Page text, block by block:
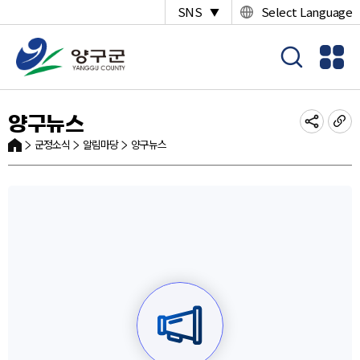
SNS ▼ Select Language
양구뉴스
군정소식 알림마당 양구뉴스